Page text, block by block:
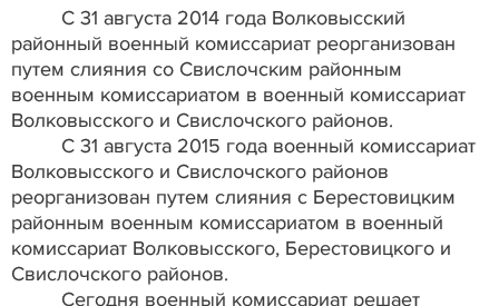
С 31 августа 2014 года Волковысский
районный военный комиссариат реорганизован
путем слияния со Свислочским районным
военным комиссариатом в военный комиссариат
Волковысского и Свислочского районов.
С 31 августа 2015 года военный комиссариат
Волковысского и Свислочского районов
реорганизован путем слияния с Берестовицким
районным военным комиссариатом в военный
комиссариат Волковысского, Берестовицкого и
Свислочского районов.
Сегодня военный комиссариат решает